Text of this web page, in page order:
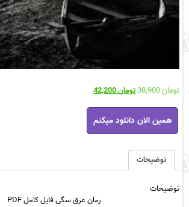
تومان38,900
قیمت
بود.
تومان42,200
قیمت
است.
رمان
عرق
سگی
کامل
PDF
همین الان دانلود میکنم
توضیحات
توضیحات
رمان عرق سگی فایل کامل PDF